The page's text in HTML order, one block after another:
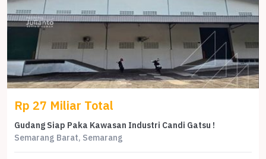
Rp 27 Miliar Total
Gudang Siap Paka Kawasan Industri Candi Gatsu !
Semarang Barat, Semarang